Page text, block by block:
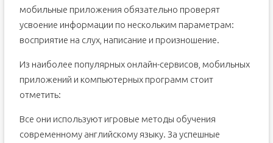
мобильные приложения обязательно проверят
усвоение информации по нескольким параметрам:
восприятие на слух, написание и произношение.
Из наиболее популярных онлайн-сервисов, мобильных
приложений и компьютерных программ стоит
отметить:
Все они используют игровые методы обучения
современному английскому языку. За успешные